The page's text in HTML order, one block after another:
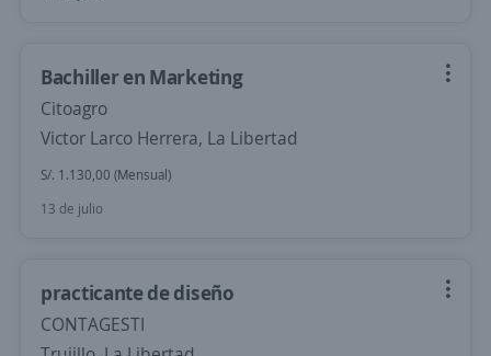
Bachiller en Marketing
Citoagro
Victor Larco Herrera, La Libertad
S/. 1.130,00 (Mensual)
13 de julio
practicante de diseño
CONTAGESTI